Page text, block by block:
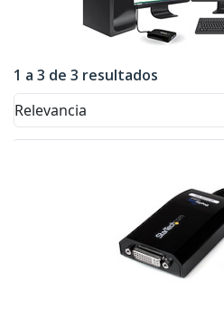
1 a 3 de 3 resultados
Relevancia